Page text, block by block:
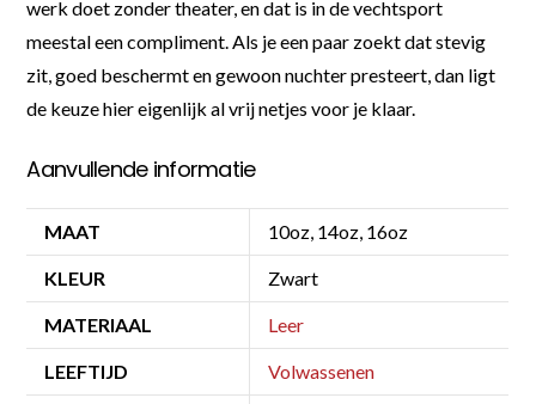
werk doet zonder theater, en dat is in de vechtsport
meestal een compliment. Als je een paar zoekt dat stevig
zit, goed beschermt en gewoon nuchter presteert, dan ligt
de keuze hier eigenlijk al vrij netjes voor je klaar.
Aanvullende informatie
MAAT 10oz, 14oz, 16oz
KLEUR Zwart
MATERIAAL Leer
LEEFTIJD Volwassenen